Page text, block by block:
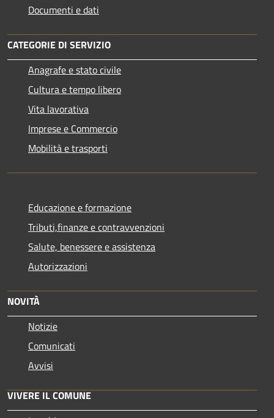
Documenti e dati
CATEGORIE DI SERVIZIO
Anagrafe e stato civile
Cultura e tempo libero
Vita lavorativa
Imprese e Commercio
Mobilità e trasporti
Educazione e formazione
Tributi,finanze e contravvenzioni
Salute, benessere e assistenza
Autorizzazioni
NOVITÀ
Notizie
Comunicati
Avvisi
VIVERE IL COMUNE